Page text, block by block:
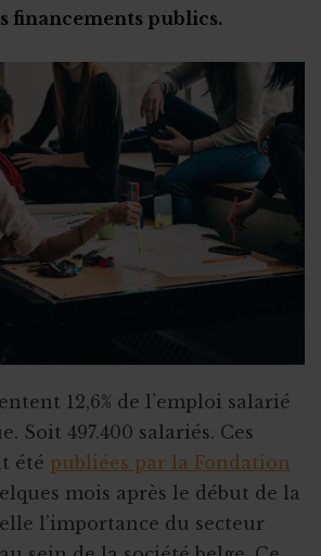
et congés !
volontaires
étudiant
stage
noir ?
statut" ?
financements publics.
12,6% de l’emploi salarié
Soit 497.400 salariés. Ces
été publiées par la Fondation
mois après le début de la
l’importance du secteur